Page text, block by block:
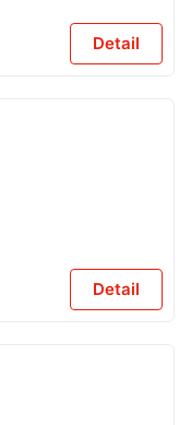
Detail
Detail